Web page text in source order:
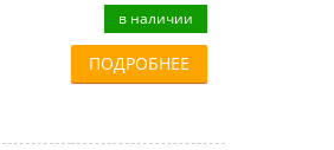
в наличии
ПОДРОБНЕЕ